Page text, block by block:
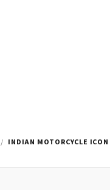
/ INDIAN MOTORCYCLE